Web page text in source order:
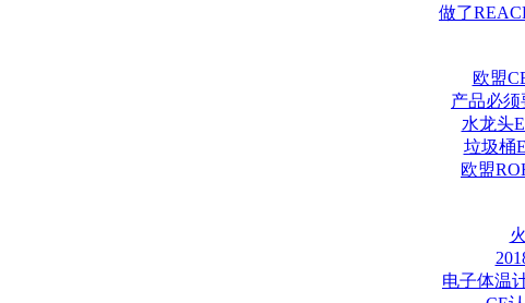
做了
欧盟
产品必
水龙头
垃圾桶
欧盟
电子体温